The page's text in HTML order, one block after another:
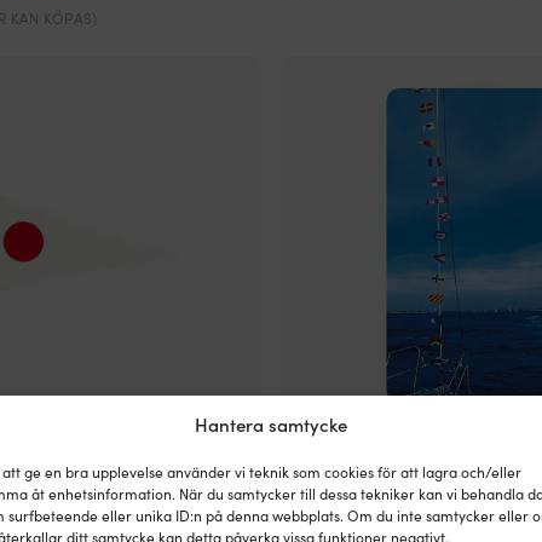
Hantera samtycke
att ge en bra upplevelse använder vi teknik som cookies för att lagra och/eller
åt enhetsinformation. När du samtycker till dessa tekniker kan vi behandla
surfbeteende eller unika ID:n på denna webbplats. Om du inte samtycker eller
ditt samtycke kan detta påverka vissa funktioner negativt.
ursprungliga
priset
nuvarande
priset
KAN KÖPAS)
1, 45 x 30 cm
1 I LAGER
internationella flaggor, 45 x 30 cm
Rek.2 739krDet
ursprungliga
2 195krDet